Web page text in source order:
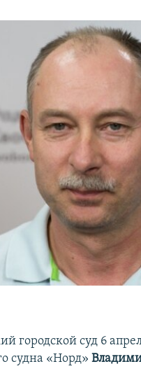
городской суд 6
судна «Норд»